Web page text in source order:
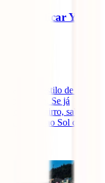
praticar Yoga
é um estilo de vida
e o espírito. Se já
do teu bairro, sabes
Saudação ao Sol com